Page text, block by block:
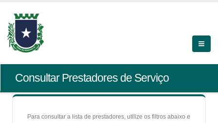
Consultar Prestadores de Serviço
Para consultar a lista de prestadores, utilize os filtros abaixo e